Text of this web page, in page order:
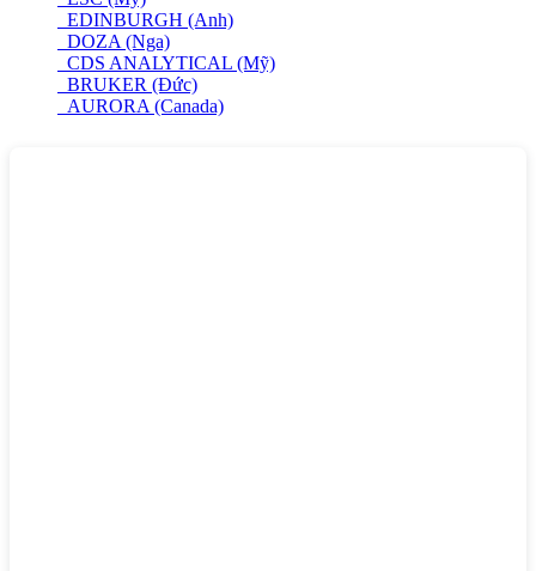
EDINBURGH (Anh)
DOZA (Nga)
CDS ANALYTICAL (Mỹ)
BRUKER (Đức)
AURORA (Canada)